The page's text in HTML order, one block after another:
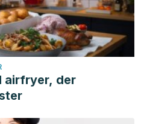
airfryer, der